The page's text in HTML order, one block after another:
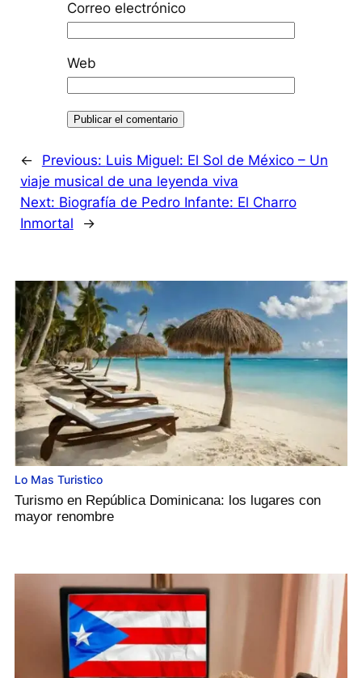
Correo electrónico
Web
← Previous: Luis Miguel: El Sol de México – Un
viaje musical de una leyenda viva
Next: Biografía de Pedro Infante: El Charro
Inmortal
→
Lo Mas Turistico
Turismo en República Dominicana: los lugares con
mayor renombre